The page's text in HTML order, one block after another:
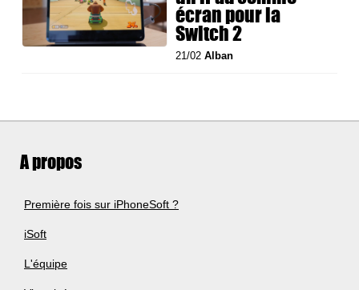
écran pour la
Switch 2
21/02Alban
A propos
Première fois sur iPhoneSoft ?
iSoft
L'équipe